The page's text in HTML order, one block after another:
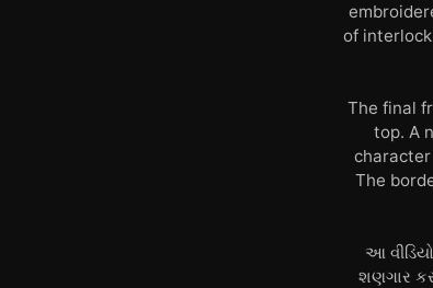
of
The final
top. A
The
આ
શણગાર